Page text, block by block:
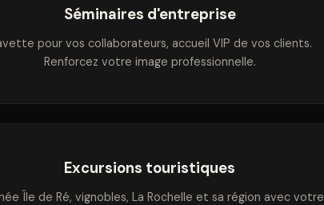
Séminaires d'entreprise
pour vos collaborateurs, accueil VIP de vos clients.
Renforcez votre image professionnelle.
Excursions touristiques
Île de Ré, vignobles, La Rochelle et sa région avec votre